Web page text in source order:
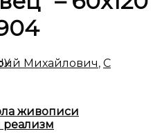
Михайлович, C
живописи
реализм